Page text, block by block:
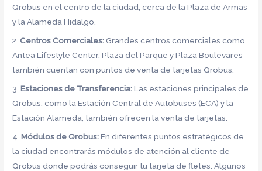
Qrobus en el centro de la ciudad, cerca de la Plaza de Armas
y la Alameda Hidalgo.
2.Centros Comerciales:Grandes centros comerciales como
Antea Lifestyle Center, Plaza del Parque y Plaza Boulevares
también cuentan con puntos de venta de tarjetas Qrobus.
3.Estaciones de Transferencia:Las estaciones principales de
Qrobus, como la Estación Central de Autobuses (ECA) y la
Estación Alameda, también ofrecen la venta de tarjetas.
4.Módulos de Qrobus:En diferentes puntos estratégicos de
la ciudad encontrarás módulos de atención al cliente de
Qrobus donde podrás conseguir tu tarjeta de fletes. Algunos